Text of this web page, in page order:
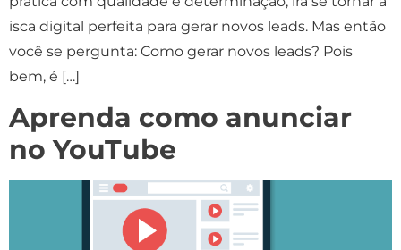
isca digital perfeita para gerar novos leads. Mas então
você se pergunta: Como gerar novos leads? Pois
bem, é […]
Aprenda como anunciar
no YouTube